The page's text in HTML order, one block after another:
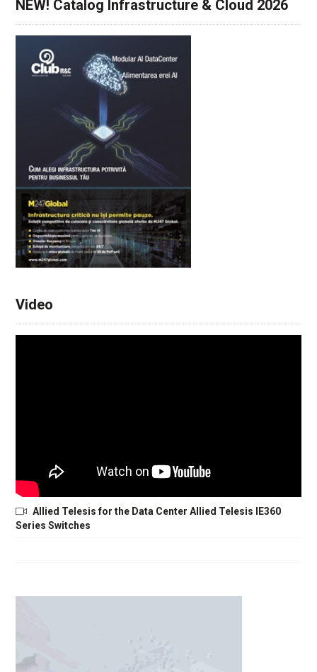
NEW! Catalog Infrastructure & Cloud 2026
Video
Allied Telesis for the Data Center Allied Telesis IE360
Series Switches